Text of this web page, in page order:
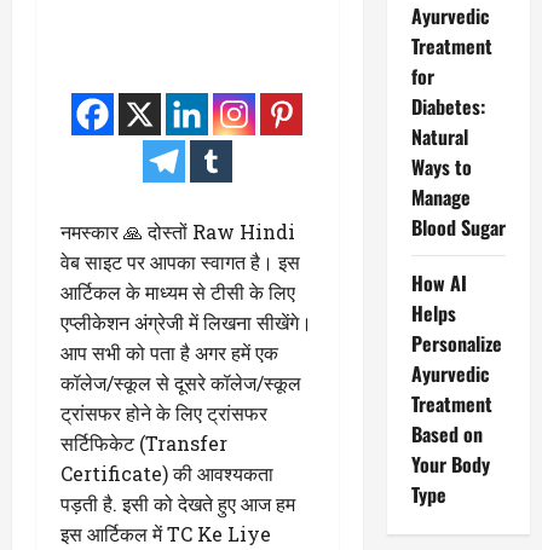
नमस्कार 🙏 दोस्तों Raw Hindi
वेब साइट पर आपका स्वागत है। इस
आर्टिकल के माध्यम से टीसी के लिए
एप्लीकेशन अंग्रेजी में लिखना सीखेंगे।
आप सभी को पता है अगर हमें एक
कॉलेज/स्कूल से दूसरे कॉलेज/स्कूल
ट्रांसफर होने के लिए ट्रांसफर
सर्टिफिकेट (Transfer
Certificate) की आवश्यकता
पड़ती है. इसी को देखते हुए आज हम
इस आर्टिकल में TC Ke Liye
Ayurvedic
Treatment
for
Diabetes:
Natural
Ways to
Manage
Blood Sugar
How AI
Helps
Personalize
Ayurvedic
Treatment
Based on
Your Body
Type